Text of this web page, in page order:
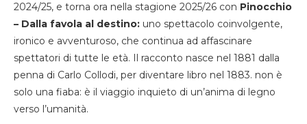
2024/25, e torna ora nella stagione 2025/26 con Pinocchio
– Dalla favola al destino: uno spettacolo coinvolgente,
ironico e avventuroso, che continua ad affascinare
spettatori di tutte le età. Il racconto nasce nel 1881 dalla
penna di Carlo Collodi, per diventare libro nel 1883. non è
solo una fiaba: è il viaggio inquieto di un’anima di legno
verso l’umanità.